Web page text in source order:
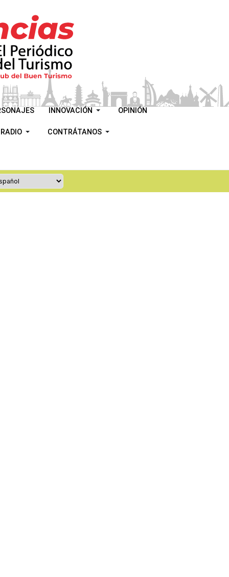
INNOVACIÓN OPINIÓN
CONTRÁTANOS